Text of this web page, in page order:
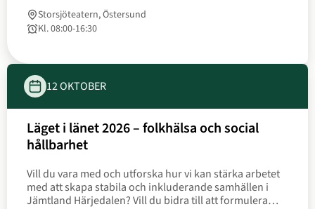
Storsjöteatern, Östersund
TidKl. 08:00‐
till 16:30
12 OKTOBER
Läget i länet 2026 – folkhälsa och social
hållbarhetDatum
oktober
Vill du vara med och utforska hur vi kan stärka arbetet
med att skapa stabila och inkluderande samhällen i
Jämtland Härjedalen? Vill du bidra till att formulera